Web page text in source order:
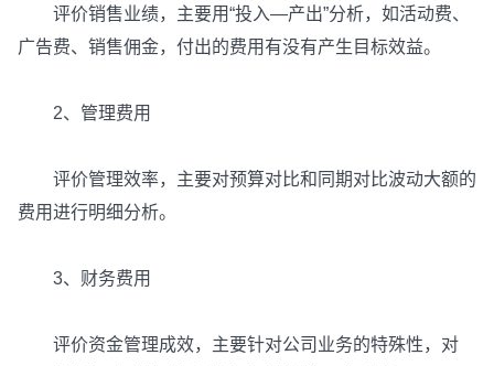
评价销售业绩，主要用“投入—产出”分析，如活动费、
广告费、销售佣金，付出的费用有没有产生目标效益。
2、管理费用
评价管理效率，主要对预算对比和同期对比波动大额的
费用进行明细分析。
3、财务费用
评价资金管理成效，主要针对公司业务的特殊性，对